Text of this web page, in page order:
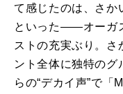
て感じたのは、さか
といった――オーガ
ストの充実ぶり。
ント全体に独特のグ
らの“デカイ声”で「